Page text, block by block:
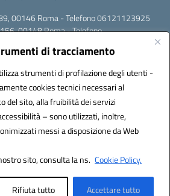
di tracciamento
strumenti di profilazione degli utenti -
cookies tecnici necessari al
del sito, alla fruibilità dei servizi
– sono utilizzati, inoltre,
messi a disposizione da Web
sito, consulta la ns. Cookie Policy.
Rifiuta tutto Accettare tutto
00146 Roma - Telefono 06121123925
00148 Roma - Telefono
- PEC: rmps19000t@pec.istruzione.it
utilizzare esclusivamente
by 3D Solution S.r.l.
Design by Designers Italia